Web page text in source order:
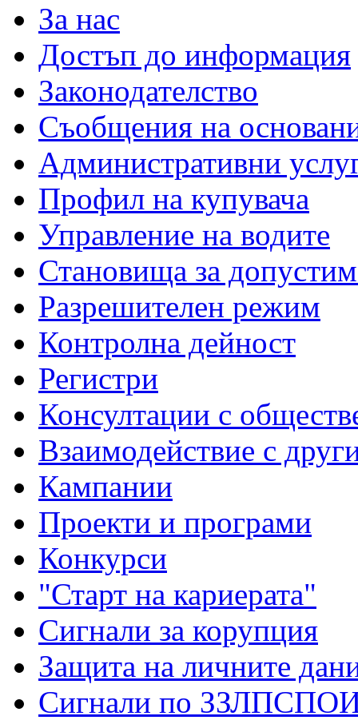
За нас
Достъп до информация
Законодателство
Съобщения на
Административни
Профил на купувача
Управление на водите
Становища за
Разрешителен режим
Контролна дейност
Регистри
Консултации с
Взаимодействие с
Кампании
Проекти и програми
Конкурси
"Старт на кариерата"
Сигнали за корупция
Защита на личните
Сигнали по